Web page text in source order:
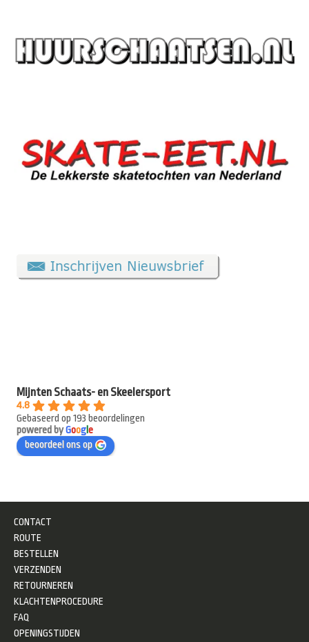
Mijnten Schaats- en Skeelersport
4.8
Gebaseerd op 193 beoordelingen
powered byGooge
beoordeel ons op
CONTACT
ROUTE
BESTELLEN
VERZENDEN
RETOURNEREN
KLACHTENPROCEDURE
FAQ
OPENINGSTIJDEN